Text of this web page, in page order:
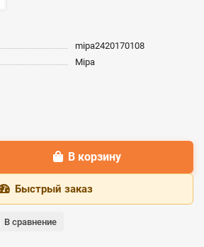
mipa2420170108
Mipa
В корзину
Быстрый заказ
В сравнение